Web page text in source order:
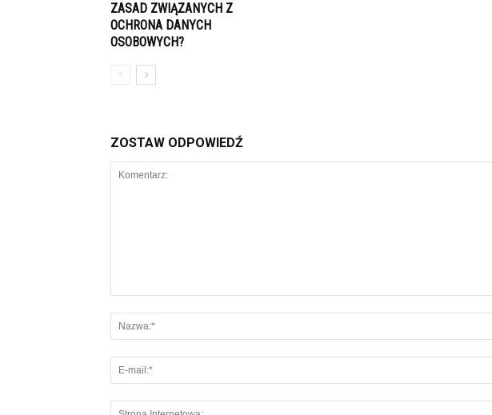
ZASAD ZWIĄZANYCH Z
OCHRONA DANYCH
OSOBOWYCH?
ZOSTAW ODPOWIEDŹ